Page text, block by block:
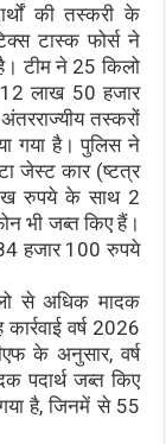
की तस्करी के
टास्क फोर्स ने
टीम ने 25 किलो
12 लाख 50 हजार
तस्करों
गया है। पुलिस ने
जेस्ट कार (ष्टत्र
रुपये के साथ 2
भी जब्त किए हैं।
हजार 100 रुपये
से अधिक मादक
वर्ष 2026
के अनुसार, वर्ष
पदार्थ जब्त किए
है, जिनमें से 55